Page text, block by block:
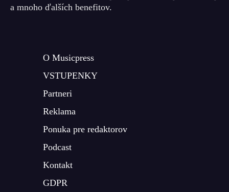
a mnoho ďalších benefitov.
O Musicpress
VSTUPENKY
Partneri
Reklama
Ponuka pre redaktorov
Podcast
Kontakt
GDPR